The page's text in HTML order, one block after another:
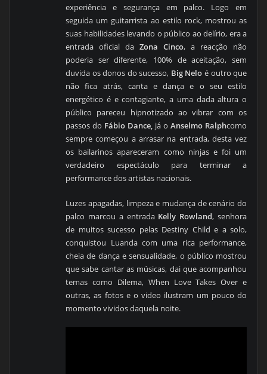
experiência e segurança em palco. Logo em
seguida um guitarrista ao estilo rock, mostrou as
suas habilidades levando o público ao delírio, era a
entrada oficial daZona Cinco, a reacção não
poderia ser diferente, 100% de aceitação, sem
duvida os donos do sucesso, Big Nelo é outro que
não fica atrás, canta e dança e o seu estilo
energético é e contagiante, a uma dada altura o
público pareceu hipnotizado ao vibrar com os
passos do Fábio Dance, já oAnselmo Ralphcomo
sempre começou a arrasar na entrada, desta vez
os bailarinos apareceram como ninjas e foi um
verdadeiro espectáculo para terminar a
performance dos artistas nacionais.
Luzes apagadas, limpeza e mudança de cenário do
palco marcou a entrada Kelly Rowland, senhora
de muitos sucesso pelas Destiny Child e a solo,
conquistou Luanda com uma rica performance,
cheia de dança e sensualidade, o público mostrou
que sabe cantar as músicas, dai que acompanhou
temas como Dilema, When Love Takes Over e
outras, as fotos e o video ilustram um pouco do
momento vividos daquela noite.